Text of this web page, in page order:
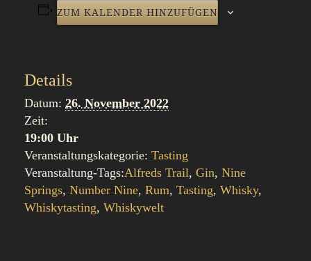
ZUM KALENDER HINZUFÜGEN
Details
Datum: 26. November 2022
Zeit:
19:00 Uhr
Veranstaltungskategorie: Tasting
Veranstaltung-Tags:Alfreds Trail, Gin, Nine
Springs, Number Nine, Rum, Tasting, Whisky,
Whiskytasting, Whiskywelt